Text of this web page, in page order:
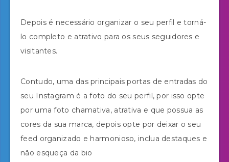
Depois é necessário organizar o seu perfil e torná-
lo completo e atrativo para os seus seguidores e
visitantes.
Contudo, uma das principais portas de entradas do
seu Instagram é a foto do seu perfil, por isso opte
por uma foto chamativa, atrativa e que possua as
cores da sua marca, depois opte por deixar o seu
feed organizado e harmonioso, inclua destaques e
não esqueça da bio